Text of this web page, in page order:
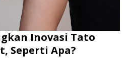
Inovasi Tato
Seperti Apa?